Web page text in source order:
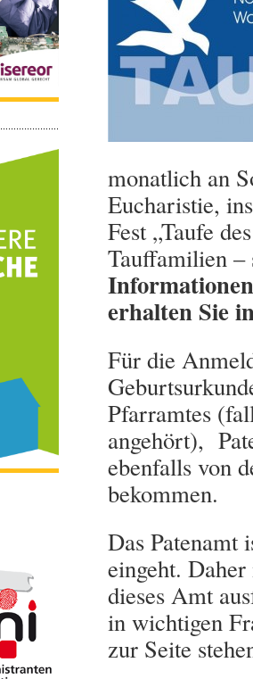
monatlich an
Eucharistie,
Fest „Taufe
Tauffamilien –
erhalten Sie
Für die
Pfarramtes
angehört),
ebenfalls von
bekommen.
Das Patenamt
eingeht.
dieses Amt
in wichtigen
zur Seite